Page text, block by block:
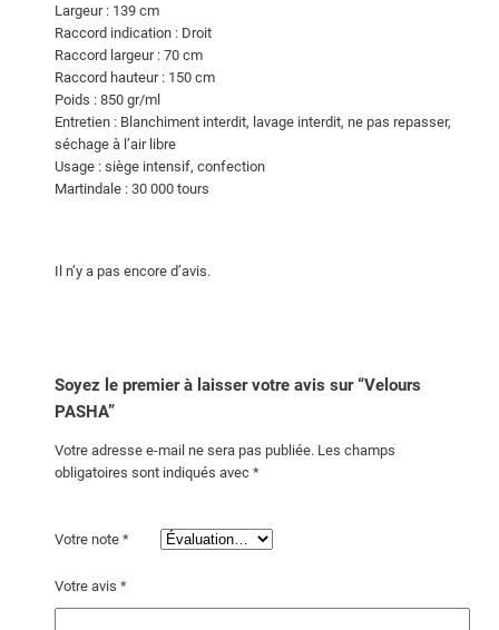
Largeur : 139 cm
Raccord indication : Droit
Raccord largeur : 70 cm
Raccord hauteur : 150 cm
Poids : 850 gr/ml
Entretien : Blanchiment interdit, lavage interdit, ne pas repasser,
séchage à l’air libre
Usage : siège intensif, confection
Martindale : 30 000 tours
Il n’y a pas encore d’avis.
Soyez le premier à laisser votre avis sur “Velours
PASHA”
Votre adresse e-mail ne sera pas publiée. Les champs
obligatoires sont indiqués avec *
Votre note *
Votre avis *